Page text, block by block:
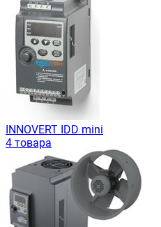
INNOVERT IDD mini
4 товара